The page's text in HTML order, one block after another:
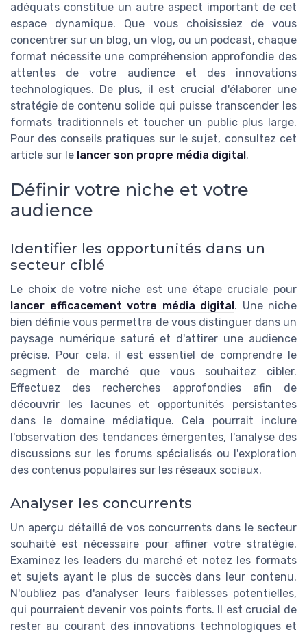
adéquats constitue un autre aspect important de cet
espace dynamique. Que vous choisissiez de vous
concentrer sur un blog, un vlog, ou un podcast, chaque
format nécessite une compréhension approfondie des
attentes de votre audience et des innovations
technologiques. De plus, il est crucial d'élaborer une
stratégie de contenu solide qui puisse transcender les
formats traditionnels et toucher un public plus large.
Pour des conseils pratiques sur le sujet, consultez cet
article sur le lancer son propre média digital .
Définir votre niche et votre
audience
Identifier les opportunités dans un
secteur ciblé
Le choix de votre niche est une étape cruciale pour
lancer efficacement votre média digital. Une niche
bien définie vous permettra de vous distinguer dans un
paysage numérique saturé et d'attirer une audience
précise. Pour cela, il est essentiel de comprendre le
segment de marché que vous souhaitez cibler.
Effectuez des recherches approfondies afin de
découvrir les lacunes et opportunités persistantes
dans le domaine médiatique. Cela pourrait inclure
l'observation des tendances émergentes, l'analyse des
discussions sur les forums spécialisés ou l'exploration
des contenus populaires sur les réseaux sociaux.
Analyser les concurrents
Un aperçu détaillé de vos concurrents dans le secteur
souhaité est nécessaire pour affiner votre stratégie.
Examinez les leaders du marché et notez les formats
et sujets ayant le plus de succès dans leur contenu.
N'oubliez pas d'analyser leurs faiblesses potentielles,
qui pourraient devenir vos points forts. Il est crucial de
rester au courant des innovations technologiques et